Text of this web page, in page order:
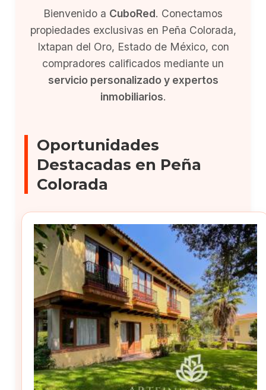
Bienvenido a CuboRed. Conectamos
propiedades exclusivas en Peña Colorada,
Ixtapan del Oro, Estado de México, con
compradores calificados mediante un
servicio personalizado y expertos
inmobiliarios.
Oportunidades
Destacadas en Peña
Colorada